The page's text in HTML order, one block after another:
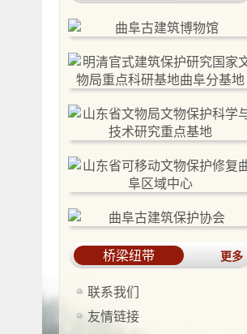
桥梁纽带 更多
联系我们
友情链接